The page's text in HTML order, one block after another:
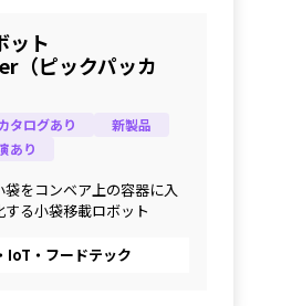
ット
（ピックパッカ
タログあり
新製品
あり
をコンベア上の容器に入
る小袋移載ロボット
IoT・フードテック